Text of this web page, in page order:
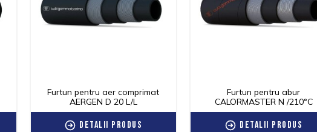
Furtun pentru aer comprimat
AERGEN D 20 L/L
Detalii produs
Furtun pentru abur
CALORMASTER N /210°C
Detalii produs